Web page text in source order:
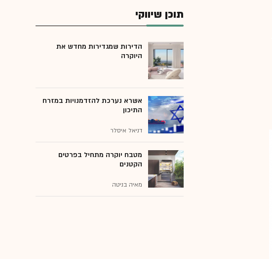
תוכן שיווקי
הדירות שמגדירות מחדש את
היוקרה
אשרא נערכת להזדמנויות במזרח
התיכון
דניאל איסלר
מטבח יוקרה מתחיל בפרטים
הקטנים
מאיה בניטה